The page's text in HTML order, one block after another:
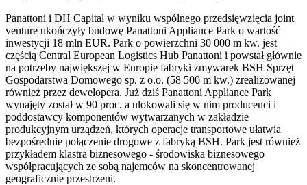
Panattoni i DH Capital w wyniku wspólnego przedsięwzięcia joint
venture ukończyły budowę Panattoni Appliance Park o wartość
inwestycji 18 mln EUR. Park o powierzchni 30 000 m kw. jest
częścią Central European Logistics Hub Panattoni i powstał głównie
na potrzeby największej w Europie fabryki zmywarek BSH Sprzęt
Gospodarstwa Domowego sp. z o.o. (58 500 m kw.) zrealizowanej
również przez dewelopera. Już dziś Panattoni Appliance Park
wynajęty został w 90 proc. a ulokowali się w nim producenci i
poddostawcy komponentów wytwarzanych w zakładzie
produkcyjnym urządzeń, których operacje transportowe ułatwia
bezpośrednie połączenie drogowe z fabryką BSH. Park jest również
przykładem klastra biznesowego - środowiska biznesowego
współpracujących ze sobą najemców na skoncentrowanej
geograficznie przestrzeni.